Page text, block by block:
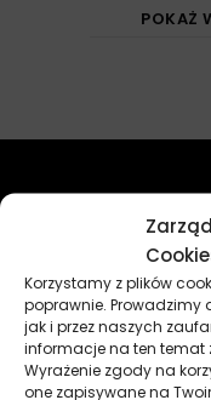
Korzystamy z plików
poprawnie. Prowadzimy
jak i przez naszych
informacje na ten temat
Wyrażenie zgody na
one zapisywane na
POKAŻ
Przydatne linki
Chemia
Kosmetyki
Akcesoria
Żarówki